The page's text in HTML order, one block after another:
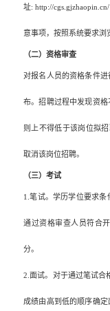
址: http://cgs.gjzhaopin.cn/
意事项，按照系统要求浏
（二）资格审查
对报名人员的资格条件
布。招聘过程中发现资
则上不得低于该岗位拟
取消该岗位招聘。
（三）考试
1.笔试。学历学位要求条
通过资格审查人员符合
分。
2.面试。对于通过笔试合
成绩由高到低的顺序确